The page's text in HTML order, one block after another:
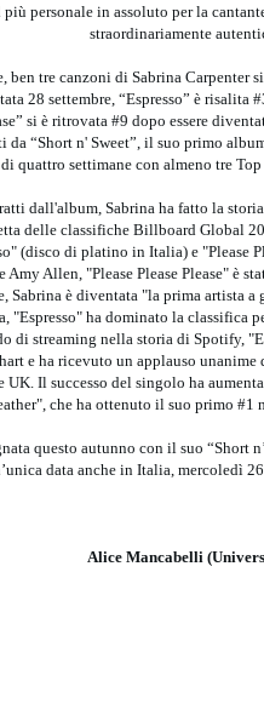
personale in assoluto per la
straordinariamente
ben tre canzoni di Sabrina Carpenter
28 settembre, “Espresso” è risalita
si è ritrovata #9 dopo essere
da “Short n' Sweet”, il suo primo
quattro settimane con almeno tre
dall'album, Sabrina ha fatto la
delle classifiche Billboard Global
(disco di platino in Italia) e "Please
Allen, "Please Please Please" è
è diventata "la prima artista
"Espresso" ha dominato la classifica
di streaming nella storia di Spotify,
e ha ricevuto un applauso
Il successo del singolo ha
che ha ottenuto il suo primo #1
questo autunno con il suo “Short
data anche in Italia, mercoledì
Alice Mancabelli